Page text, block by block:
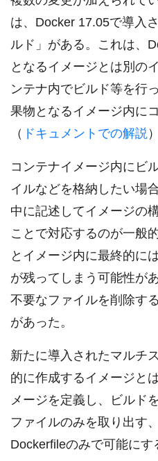
は、Docker 17.05で導入
ルド」がある。これは、
となるイメージとは別の
ンテナ内でビルド等を行
果物となるイメージ内に
（ ドキュメントでの解説
コンテナイメージ内にビ
イルなどを格納したい場
中に記述してイメージの
ことで対応するのが一般
とイメージ内に最終的に
が残ってしまう可能性が
不要なファイルを削除す
があった。
新たに導入されたマルチ
的に作成するイメージと
メージを定義し、ビルド
ファイルのみを取り出す
Dockerfileのみで可能にす